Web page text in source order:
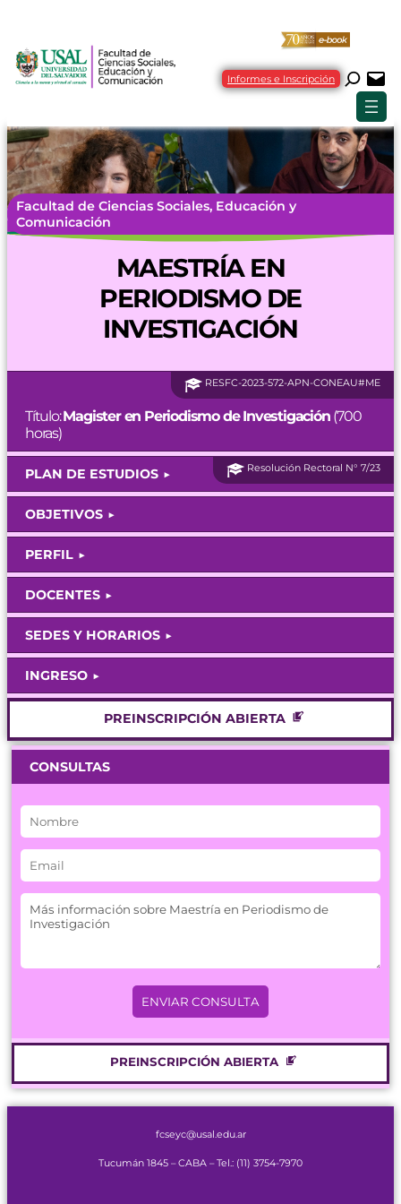
Informes e Inscripción
Facultad de Ciencias Sociales, Educación y
Comunicación
MAESTRÍA EN
PERIODISMO DE
INVESTIGACIÓN
RESFC-2023-572-APN-CONEAU#ME
Título:Magister en Periodismo de Investigación (700
horas)
Resolución Rectoral N° 7/23
PLAN DE ESTUDIOS
OBJETIVOS
PERFIL
DOCENTES
SEDES Y HORARIOS
INGRESO
PREINSCRIPCIÓN ABIERTA
CONSULTAS
PREINSCRIPCIÓN ABIERTA
fcseyc@usal.edu.ar
Tucumán 1845 – CABA –Tel.: (11) 3754-7970